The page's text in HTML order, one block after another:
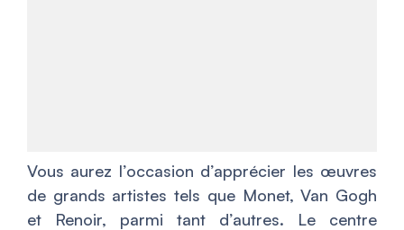
Vous aurez l’occasion d’apprécier les œuvres
de grands artistes tels que Monet, Van Gogh
et Renoir, parmi tant d’autres. Le centre